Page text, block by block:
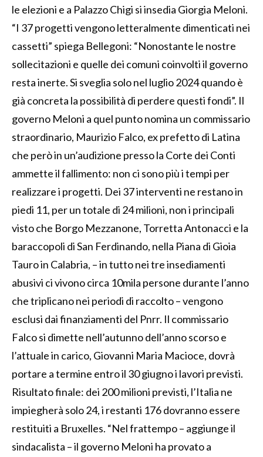
le elezioni e a Palazzo Chigi si insedia Giorgia Meloni.
“I 37 progetti vengono letteralmente dimenticati nei
cassetti” spiega Bellegoni: “Nonostante le nostre
sollecitazioni e quelle dei comuni coinvolti il governo
resta inerte. Si sveglia solo nel luglio 2024 quando è
già concreta la possibilità di perdere questi fondi”. Il
governo Meloni a quel punto nomina un commissario
straordinario, Maurizio Falco, ex prefetto di Latina
che però in un’audizione presso la Corte dei Conti
ammette il fallimento: non ci sono più i tempi per
realizzare i progetti. Dei 37 interventi ne restano in
piedi 11, per un totale di 24 milioni, non i principali
visto che Borgo Mezzanone, Torretta Antonacci e la
baraccopoli di San Ferdinando, nella Piana di Gioia
Tauro in Calabria, – in tutto nei tre insediamenti
abusivi ci vivono circa 10mila persone durante l’anno
che triplicano nei periodi di raccolto – vengono
esclusi dai finanziamenti del Pnrr. Il commissario
Falco si dimette nell’autunno dell’anno scorso e
l’attuale in carico, Giovanni Maria Macioce, dovrà
portare a termine entro il 30 giugno i lavori previsti.
Risultato finale: dei 200 milioni previsti, l’Italia ne
impiegherà solo 24, i restanti 176 dovranno essere
restituiti a Bruxelles. “Nel frattempo – aggiunge il
sindacalista – il governo Meloni ha provato a